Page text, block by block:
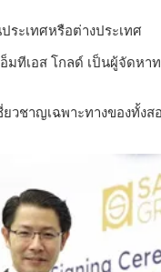
ระเทศหรือต่างประเทศ
ทีเอส โกลด์ เป็นผู้จัดหา
าญเฉพาะทางของทั้งสอ